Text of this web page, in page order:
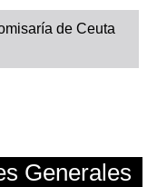
de Ceuta
Generales